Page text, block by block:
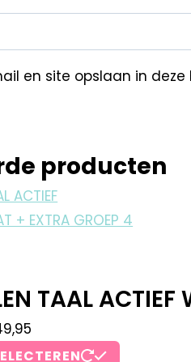
en site opslaan in
producten
TAAL